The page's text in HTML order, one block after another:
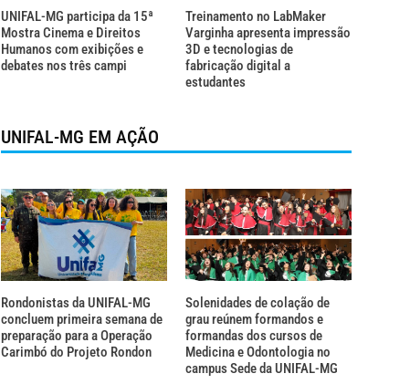
UNIFAL-MG participa da 15ª
Mostra Cinema e Direitos
Humanos com exibições e
debates nos três campi
Treinamento no LabMaker
Varginha apresenta impressão
3D e tecnologias de
fabricação digital a
estudantes
UNIFAL-MG EM AÇÃO
Rondonistas da UNIFAL-MG
concluem primeira semana de
preparação para a Operação
Carimbó do Projeto Rondon
Solenidades de colação de
grau reúnem formandos e
formandas dos cursos de
Medicina e Odontologia no
campus Sede da UNIFAL-MG